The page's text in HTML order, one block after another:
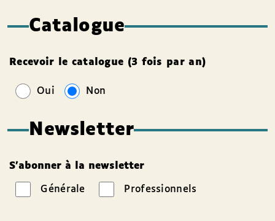
Catalogue
Recevoir le catalogue (3 fois par an)
Oui Non
Newsletter
S’abonner à la newsletter
Générale Professionnels